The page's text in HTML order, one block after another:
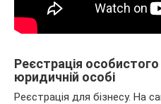
Реєстрація
юридичній особі
Реєстрація для бізнесу. На